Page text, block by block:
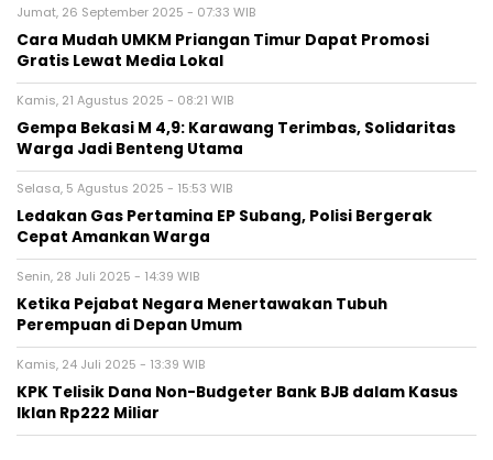
Jumat, 26 September 2025 - 07:33 WIB
Cara Mudah UMKM Priangan Timur Dapat Promosi
Gratis Lewat Media Lokal
Kamis, 21 Agustus 2025 - 08:21 WIB
Gempa Bekasi M 4,9: Karawang Terimbas, Solidaritas
Warga Jadi Benteng Utama
Selasa, 5 Agustus 2025 - 15:53 WIB
Ledakan Gas Pertamina EP Subang, Polisi Bergerak
Cepat Amankan Warga
Senin, 28 Juli 2025 - 14:39 WIB
Ketika Pejabat Negara Menertawakan Tubuh
Perempuan di Depan Umum
Kamis, 24 Juli 2025 - 13:39 WIB
KPK Telisik Dana Non-Budgeter Bank BJB dalam Kasus
Iklan Rp222 Miliar